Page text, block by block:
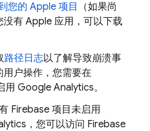
您的 Apple 项目
（如果尚
没有 Apple 应用，可以下载
路径日志以了解导致崩溃事
户操作，您需要在
用 Google Analytics。
Firebase 项目未启用
，您可以访问 Firebase